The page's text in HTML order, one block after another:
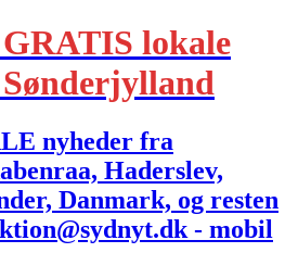
lokale
nyheder fra
Haderslev,
Danmark, og resten
- mobil